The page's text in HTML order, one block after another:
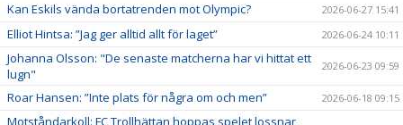
Kan Eskils vända bortatrenden mot Olympic? 2026-06-27 15:41
Elliot Hintsa: ”Jag ger alltid allt för laget” 2026-06-24 10:11
Johanna Olsson: "De senaste matcherna har vi hittat ett
lugn"
2026-06-23 09:59
Roar Hansen: ”Inte plats för några om och men” 2026-06-18 09:15
Motståndarkoll: FC Trollhättan hoppas spelet lossnar